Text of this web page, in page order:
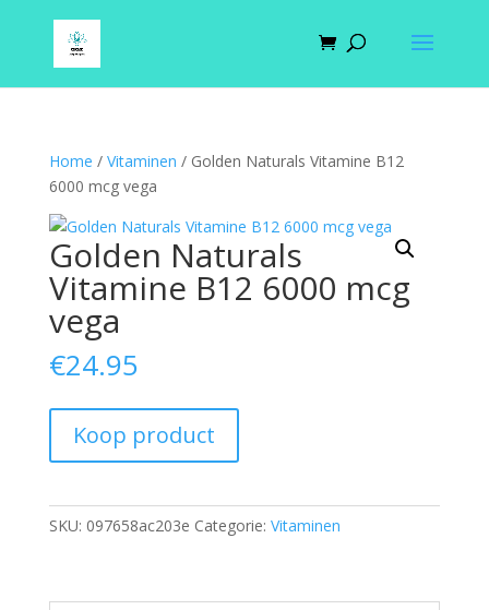
Home / Vitaminen / Golden Naturals Vitamine B12
6000 mcg vega
Golden Naturals
Vitamine B12 6000 mcg
vega
€24.95
Koop product
SKU: 097658ac203e Categorie: Vitaminen